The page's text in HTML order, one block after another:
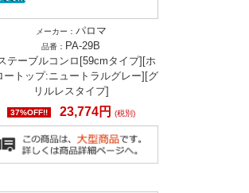
メーカー： パロマ
品番： PA-29B
テーブルコンロ[59cmタイプ][ホ
ートップ:ニュートラルグレー][グ
リルレスタイプ]
37%OFF!! 23,774円 (税別)